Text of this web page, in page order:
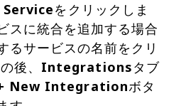
をクリックしま
スに統合を追加する場合
るサービスの名前をクリ
後、 Integrationsタブ
New Integrationボタ